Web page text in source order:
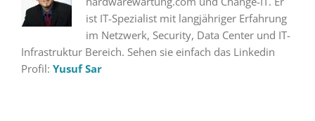
ist IT-Spezialist mit langjähriger Erfahrung
im Netzwerk, Security, Data Center und IT-
Infrastruktur Bereich. Sehen sie einfach das Linkedin
Profil: Yusuf Sar